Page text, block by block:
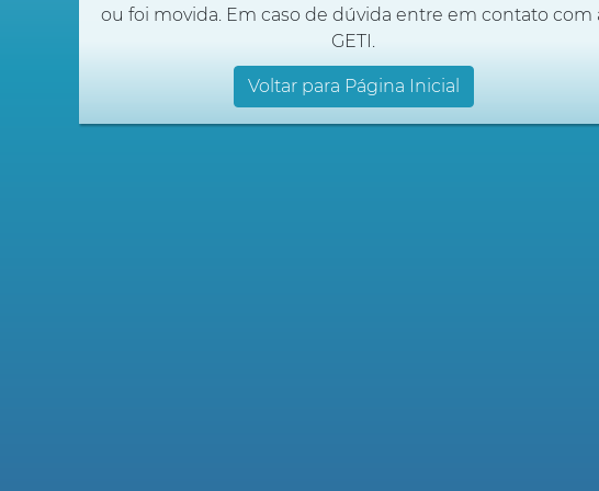
ou foi movida. Em caso de dúvida entre em contato com
GETI.
Voltar para Página Inicial